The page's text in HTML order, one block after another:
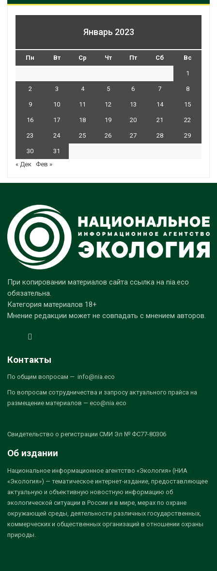
Январь 2023
Пн Вт Ср Чт Пт Сб Вс
1
2 3 4 5 6 7 8
9 10 11 12 13 14 15
16 17 18 19 20 21 22
23 24 25 26 27 28 29
30
31
« Дек Фев »
При копировании материалов сайта ссылка на nia.eco
обязательна.
Категория материалов 18+
Мнение редакции может не совпадать с мнением авторов.
Контакты
По общим вопросам — info@nia.eco
По вопросам сотрудничества и запросу актуального прайса на
размещение материалов — eco@nia.eco
Свидетельство о регистрации СМИ Эл № ФС77-80306
Об издании
Национальное информационное агентство «Экология» (НИА
«Экология») — тематическое интернет-издание, предоставляющее
актуальную и объективную новостную информацию об
экологической ситуации в России и в мире, мерах по охране
окружающей среды, деятельности различных государственных,
коммерческих и общественных организаций в отношении охраны
природы.